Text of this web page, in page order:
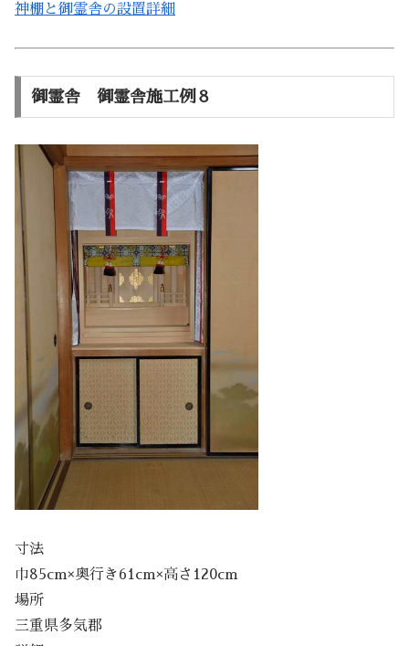
神棚と御霊舎の設置詳細
御霊舎 御霊舎施工例８
寸法
巾85cm×奥行き61cm×高さ120cm
場所
三重県多気郡